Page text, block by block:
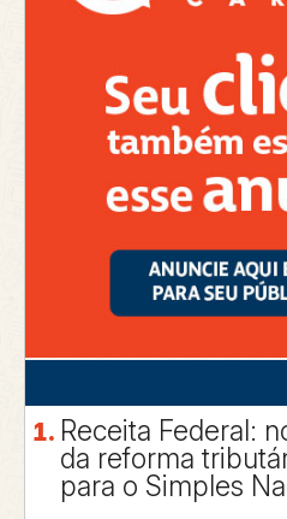
Receita Federal:
da reforma
para o Simples